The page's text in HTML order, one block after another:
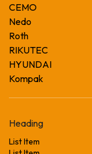
CEMO
Nedo
Roth
RIKUTEC
HYUNDAI
Kompak
Heading
List Item